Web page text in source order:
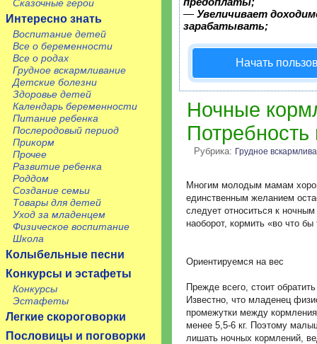
Сказочные герои
Интересно знать
Воспитание детей
Все о беременности
Все о родах
Грудное вскармливание
Детские болезни
Здоровье детей
Календарь беременности
Питание ребенка
Послеродовый период
Прикорм
Прочее
Развитие ребенка
Роддом
Создание семьи
Товары для детей
Уход за младенцем
Физическое воспитание
Школа
Колыбельные песни
Конкурсы и эстафеты
Конкурсы
Эстафеты
Легкие скороговорки
Пословицы и поговорки
— Увеличивает
зарабатывать;
Начать
Ночные
Потребность
Рубрика: Грудное
Многим молодым мамам
единственным желанием
следует относиться к
наоборот, кормить «во что бы
Ориентируемся на вес
Прежде всего, стоит
Известно, что младенец
промежутки между
менее 5,5-6 кг. Поэтому
лишать ночных кормлений,